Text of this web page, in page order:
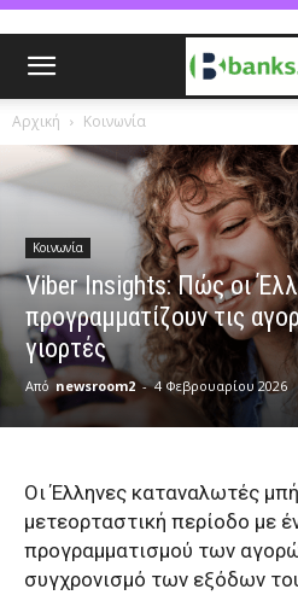
Αρχική Κοινωνία
Κοινωνία
Viber Insights: Πώς οι
προγραμματίζουν τις
γιορτές
Από newsroom2 - 4 Φεβρουαρίου 2026
Οι Έλληνες καταναλωτές
μετεορταστική περίοδο με
προγραμματισμού των
συγχρονισμό των εξόδων